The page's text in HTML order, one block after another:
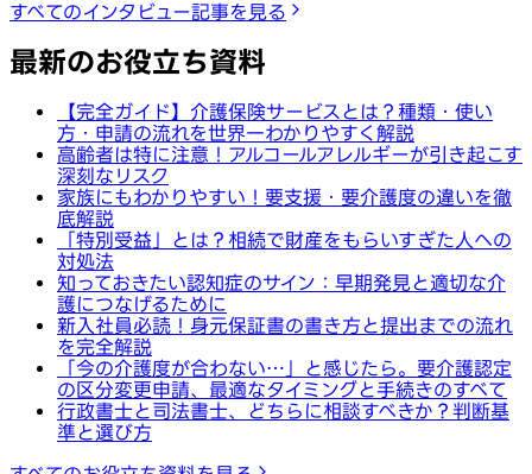
すべてのインタビュー記事を見る
最新のお役立ち資料
【完全ガイド】介護保険サービスとは？種類・使い
方・申請の流れを世界一わかりやすく解説
高齢者は特に注意！アルコールアレルギーが引き起こす
深刻なリスク
家族にもわかりやすい！要支援・要介護度の違いを徹
底解説
「特別受益」とは？相続で財産をもらいすぎた人への
対処法
知っておきたい認知症のサイン：早期発見と適切な介
護につなげるために
新入社員必読！身元保証書の書き方と提出までの流れ
を完全解説
「今の介護度が合わない…」と感じたら。要介護認定
の区分変更申請、最適なタイミングと手続きのすべて
行政書士と司法書士、どちらに相談すべきか？判断基
準と選び方